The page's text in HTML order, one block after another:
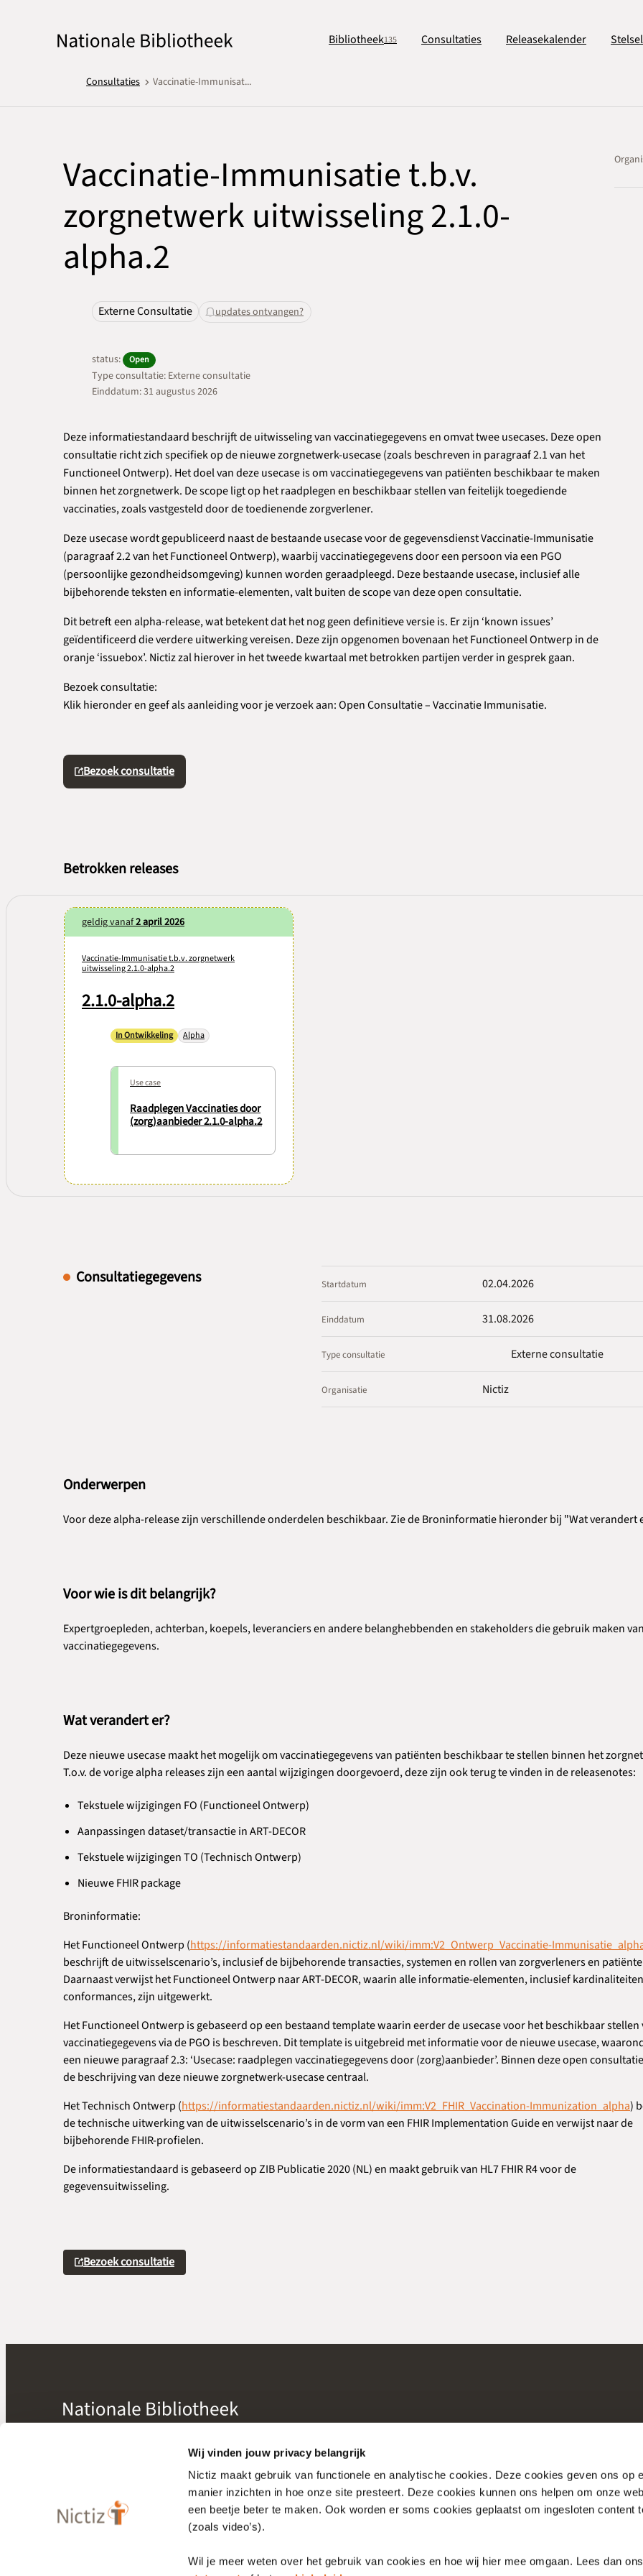
Wij vinden jouw privacy belangrijk
Nictiz maakt gebruik van functionele en analytische cookies. Deze cookies geven ons op
manier inzichten in hoe onze site presteert. Deze cookies kunnen ons helpen om onze
een beetje beter te maken. Ook worden er soms cookies geplaatst om ingesloten content
(zoals video’s).
Wil je meer weten over het gebruik van cookies en hoe wij hier mee omgaan. Lees dan
Bibliotheek135 Consultaties Releasekalender
Consultaties Vaccinatie-Immunisat...
Vaccinatie-Immunisatie t.b.v.
zorgnetwerk uitwisseling 2.1.0-
alpha.2
Externe Consultatie updates ontvangen?
status: Open
Type consultatie: Externe consultatie
Einddatum: 31 augustus 2026
Deze informatiestandaard beschrijft de uitwisseling van vaccinatiegegevens en omvat twee usecases. Deze open
consultatie richt zich specifiek op de nieuwe zorgnetwerk-usecase (zoals beschreven in paragraaf 2.1 van het
Functioneel Ontwerp). Het doel van deze usecase is om vaccinatiegegevens van patiënten beschikbaar te maken
binnen het zorgnetwerk. De scope ligt op het raadplegen en beschikbaar stellen van feitelijk toegediende
vaccinaties, zoals vastgesteld door de toedienende zorgverlener.
Deze usecase wordt gepubliceerd naast de bestaande usecase voor de gegevensdienst Vaccinatie-Immunisatie
(paragraaf 2.2 van het Functioneel Ontwerp), waarbij vaccinatiegegevens door een persoon via een PGO
(persoonlijke gezondheidsomgeving) kunnen worden geraadpleegd. Deze bestaande usecase, inclusief alle
bijbehorende teksten en informatie-elementen, valt buiten de scope van deze open consultatie.
Dit betreft een alpha-release, wat betekent dat het nog geen definitieve versie is. Er zijn ‘known issues’
geïdentificeerd die verdere uitwerking vereisen. Deze zijn opgenomen bovenaan het Functioneel Ontwerp in de
oranje ‘issuebox’. Nictiz zal hierover in het tweede kwartaal met betrokken partijen verder in gesprek gaan.
Bezoek consultatie:
Klik hieronder en geef als aanleiding voor je verzoek aan:Open Consultatie – Vaccinatie Immunisatie.
Bezoek consultatie
Betrokken releases
geldig vanaf2 april 2026
Vaccinatie-Immunisatie t.b.v. zorgnetwerk
uitwisseling 2.1.0-alpha.2
2.1.0-alpha.2
In Ontwikkeling Alpha
Use case
Raadplegen Vaccinaties door
(zorg)aanbieder 2.1.0-alpha.2
Consultatiegegevens Startdatum 02.04.2026
Einddatum 31.08.2026
Type consultatie Externe consultatie
Organisatie Nictiz
Onderwerpen
Voor deze alpha-release zijn verschillende onderdelen beschikbaar. Zie de Broninformatie hieronder bij "Wat verandert
Voor wie is dit belangrijk?
Expertgroepleden, achterban, koepels, leveranciers en andere belanghebbenden en stakeholders die gebruik maken
vaccinatiegegevens.
Wat verandert er?
Deze nieuwe usecase maakt het mogelijk om vaccinatiegegevens van patiënten beschikbaar te stellen binnen het
T.o.v. de vorige alpha releases zijn een aantal wijzigingen doorgevoerd, deze zijn ook terug te vinden in de releasenotes:
Tekstuele wijzigingen FO (Functioneel Ontwerp)
Aanpassingen dataset/transactie in ART-DECOR
Tekstuele wijzigingen TO (Technisch Ontwerp)
Nieuwe FHIR package
Broninformatie:
Het Functioneel Ontwerp (https://informatiestandaarden.nictiz.nl/wiki/imm:V2_Ontwerp_Vaccinatie-
beschrijft de uitwisselscenario’s, inclusief de bijbehorende transacties, systemen en rollen van zorgverleners en
Daarnaast verwijst het Functioneel Ontwerp naar ART-DECOR, waarin alle informatie-elementen, inclusief
conformances, zijn uitgewerkt.
Het Functioneel Ontwerp is gebaseerd op een bestaand template waarin eerder de usecase voor het beschikbaar stellen
vaccinatiegegevens via de PGO is beschreven. Dit template is uitgebreid met informatie voor de nieuwe usecase,
een nieuwe paragraaf 2.3: ‘Usecase: raadplegen vaccinatiegegevens door (zorg)aanbieder’. Binnen deze open
de beschrijving van deze nieuwe zorgnetwerk-usecase centraal.
Het Technisch Ontwerp (https://informatiestandaarden.nictiz.nl/wiki/imm:V2_FHIR_Vaccination-Immunization_alpha)
de technische uitwerking van de uitwisselscenario’s in de vorm van een FHIR Implementation Guide en verwijst naar de
bijbehorende FHIR-profielen.
De informatiestandaard is gebaseerd op ZIB Publicatie 2020 (NL) en maakt gebruik van HL7 FHIR R4 voor de
gegevensuitwisseling.
Bezoek consultatie
Bibliotheek
Releasekalender
Consultaties
Over Nictiz